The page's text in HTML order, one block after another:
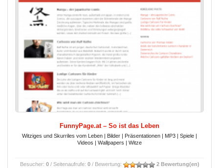
FunnyPage.at – So ist das Leben
Witziges und Skurriles vom Leben | Bilder | Präsentationen | MP3 | Spiele |
Videos | Wallpapers | Witze
Besucher: 0/ Seitenaufrufe: 0/ Bewertung: 2 Bewertung(en)